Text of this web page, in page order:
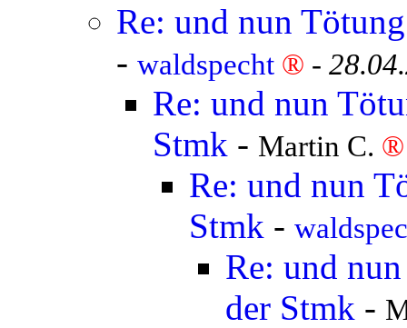
Re: und nun
- waldspecht ® -
Re: und nun
Stmk - Martin C. ®
Re: und nun
Stmk -
Re: und
der Stmk -